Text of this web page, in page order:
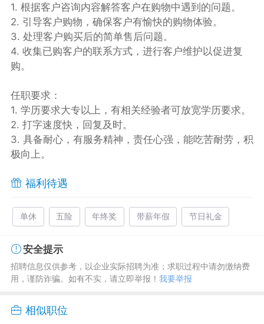
1. 根据客户咨询内容解答客户在购物中遇到的问题。
2. 引导客户购物，确保客户有愉快的购物体验。
3. 处理客户购买后的简单售后问题。
4. 收集已购客户的联系方式，进行客户维护以促进复
购。
任职要求：
1. 学历要求大专以上，有相关经验者可放宽学历要求。
2. 打字速度快，回复及时。
3. 具备耐心，有服务精神，责任心强，能吃苦耐劳，积
极向上。
福利待遇
单休 五险 年终奖 带薪年假 节日礼金
安全提示
招聘信息仅供参考，以企业实际招聘为准；求职过程中请勿缴纳费
用，谨防诈骗。如有不实，请立即举报！ 我要举报
相似职位